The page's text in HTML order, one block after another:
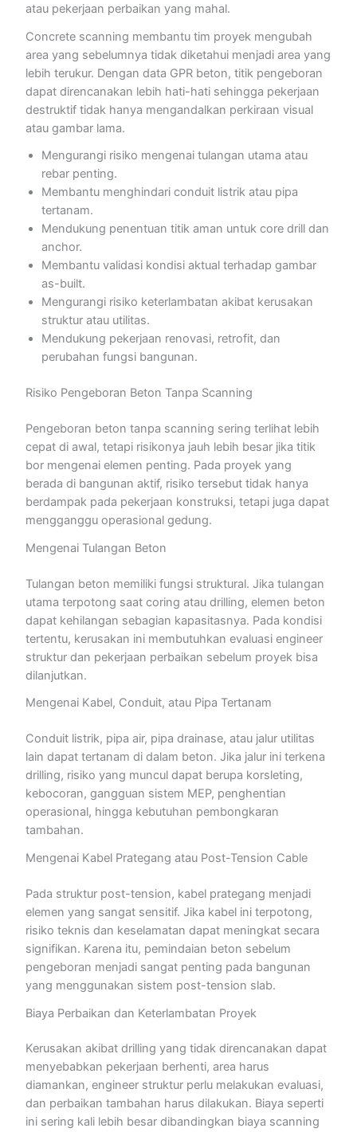
atau pekerjaan perbaikan yang mahal.
Concrete scanning membantu tim proyek mengubah
area yang sebelumnya tidak diketahui menjadi area yang
lebih terukur. Dengan data GPR beton, titik pengeboran
dapat direncanakan lebih hati-hati sehingga pekerjaan
destruktif tidak hanya mengandalkan perkiraan visual
atau gambar lama.
Mengurangi risiko mengenai tulangan utama atau
rebar penting.
Membantu menghindari conduit listrik atau pipa
tertanam.
Mendukung penentuan titik aman untuk core drill dan
anchor.
Membantu validasi kondisi aktual terhadap gambar
as-built.
Mengurangi risiko keterlambatan akibat kerusakan
struktur atau utilitas.
Mendukung pekerjaan renovasi, retrofit, dan
perubahan fungsi bangunan.
Risiko Pengeboran Beton Tanpa Scanning
Pengeboran beton tanpa scanning sering terlihat lebih
cepat di awal, tetapi risikonya jauh lebih besar jika titik
bor mengenai elemen penting. Pada proyek yang
berada di bangunan aktif, risiko tersebut tidak hanya
berdampak pada pekerjaan konstruksi, tetapi juga dapat
mengganggu operasional gedung.
Mengenai Tulangan Beton
Tulangan beton memiliki fungsi struktural. Jika tulangan
utama terpotong saat coring atau drilling, elemen beton
dapat kehilangan sebagian kapasitasnya. Pada kondisi
tertentu, kerusakan ini membutuhkan evaluasi engineer
struktur dan pekerjaan perbaikan sebelum proyek bisa
dilanjutkan.
Mengenai Kabel, Conduit, atau Pipa Tertanam
Conduit listrik, pipa air, pipa drainase, atau jalur utilitas
lain dapat tertanam di dalam beton. Jika jalur ini terkena
drilling, risiko yang muncul dapat berupa korsleting,
kebocoran, gangguan sistem MEP, penghentian
operasional, hingga kebutuhan pembongkaran
tambahan.
Mengenai Kabel Prategang atau Post-Tension Cable
Pada struktur post-tension, kabel prategang menjadi
elemen yang sangat sensitif. Jika kabel ini terpotong,
risiko teknis dan keselamatan dapat meningkat secara
signifikan. Karena itu, pemindaian beton sebelum
pengeboran menjadi sangat penting pada bangunan
yang menggunakan sistem post-tension slab.
Biaya Perbaikan dan Keterlambatan Proyek
Kerusakan akibat drilling yang tidak direncanakan dapat
menyebabkan pekerjaan berhenti, area harus
diamankan, engineer struktur perlu melakukan evaluasi,
dan perbaikan tambahan harus dilakukan. Biaya seperti
ini sering kali lebih besar dibandingkan biaya scanning